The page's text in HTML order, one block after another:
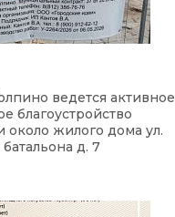
ведется активное
благоустройство
около жилого дома ул.
д. 7